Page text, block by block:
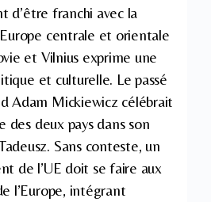
d’être franchi avec la
centrale et orientale
et Vilnius exprime une
et culturelle. Le passé
Adam Mickiewicz célébrait
des deux pays dans son
Sans conteste, un
de l’UE doit se faire aux
l’Europe, intégrant